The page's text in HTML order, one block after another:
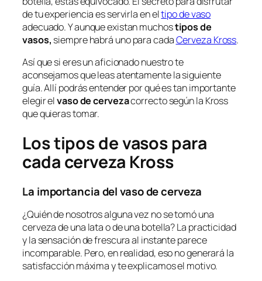
de tu experiencia es servirla en eltipo de vaso
adecuado. Y aunque existan muchostipos de
vasos, siempre habrá uno para cadaCerveza Kross.
Así que si eres un aficionado nuestro te
aconsejamos que leas atentamente la siguiente
guía. Allí podrás entender por qué es tan importante
elegir elvaso de cervezacorrecto según la Kross
que quieras tomar.
Los tipos de vasos para
cada cerveza Kross
La importancia del vaso de cerveza
¿Quién de nosotros alguna vez no se tomó una
cerveza de una lata o de una botella? La practicidad
y la sensación de frescura al instante parece
incomparable. Pero, en realidad, eso no generará la
satisfacción máxima y te explicamos el motivo.